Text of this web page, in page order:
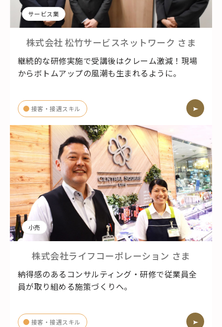
サービス業
株式会社 松竹サービスネットワーク さま
継続的な研修実施で受講後はクレーム激減！現場
からボトムアップの風潮も生まれるように。
接客・接遇スキル
小売
株式会社ライフコーポレーション さま
納得感のあるコンサルティング・研修で従業員全
員が取り組める施策づくりへ。
接客・接遇スキル